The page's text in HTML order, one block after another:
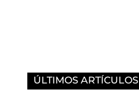
ÚLTIMOS ARTÍCULOS